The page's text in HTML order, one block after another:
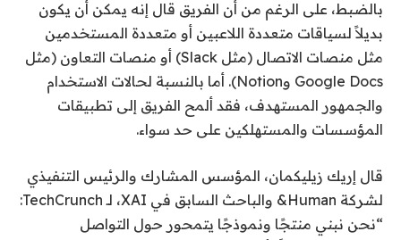
بالضبط، على الرغم من أن الفريق قال إنه يمكن أن يكون
بديلاً لسياقات متعددة اللاعبين أو متعددة المستخدمين
مثل منصات الاتصال (مثل Slack) أو منصات التعاون (مثل
Google Docs وNotion). أما بالنسبة لحالات الاستخدام
والجمهور المستهدف، فقد ألمح الفريق إلى تطبيقات
المؤسسات والمستهلكين على حد سواء.
قال إريك زيليكمان، المؤسس المشارك والرئيس التنفيذي
لشركة Human& والباحث السابق في XAI، لـ TechCrunch:
“نحن نبني منتجًا ونموذجًا يتمحور حول التواصل